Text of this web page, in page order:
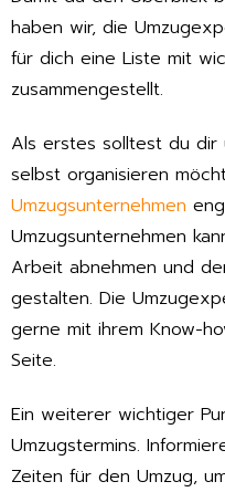
haben wir, die
für dich eine Liste mit
zusammengestellt.
Als erstes solltest du
selbst organisieren
Umzugsunternehmen
Umzugsunternehmen
Arbeit abnehmen und
gestalten. Die
gerne mit ihrem Know-
Seite.
Ein weiterer wichtiger
Umzugstermins.
Zeiten für den Umzug,